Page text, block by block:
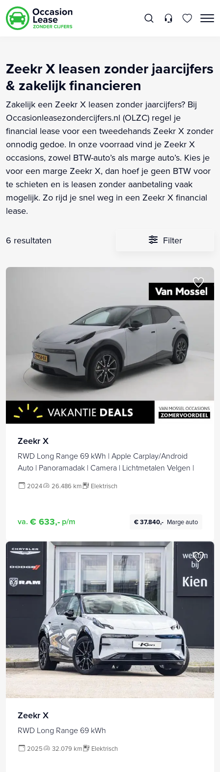
Zeekr X leasen zonder jaarcijfers
& zakelijk financieren
Zakelijk een Zeekr X leasen zonder jaarcijfers? Bij
Occasionleasezondercijfers.nl (OLZC) regel je
financial lease voor een tweedehands Zeekr X zonder
onnodig gedoe. In onze voorraad vind je Zeekr X
occasions, zowel BTW-auto’s als marge auto’s. Kies je
voor een marge Zeekr X, dan hoef je geen BTW voor
te schieten en is leasen zonder aanbetaling vaak
mogelijk. Zo rijd je snel weg in een Zeekr X financial
lease.
6 resultaten Filter
Zeekr X
RWD Long Range 69 kWh | Apple Carplay/Android
Auto | Panoramadak | Camera | Lichtmetalen Velgen |
2024 26.486 km Elektrisch
va. € 633,- p/m € 37.840,- Marge auto
Zeekr X
RWD Long Range 69 kWh
2025 32.079 km Elektrisch